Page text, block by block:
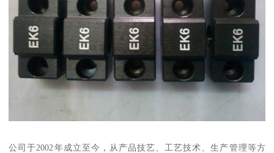
公司于2002年成立至今，从产品技艺、工艺技术、生产管理等方